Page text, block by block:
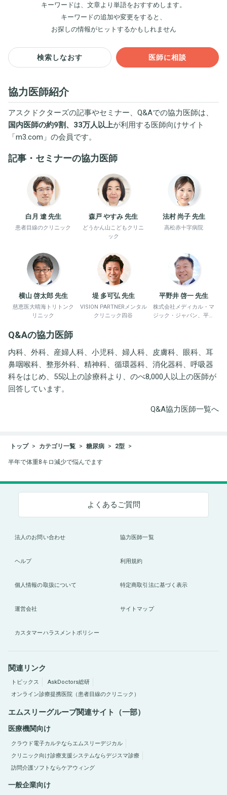
キーワードは、文章より単語をおすすめします。
キーワードの追加や変更をすると、
お探しの情報がヒットするかもしれません
検索しなおす 医師に相談
協力医師紹介
アスクドクターズの記事やセミナー、Q&Aでの協力医師は、
国内医師の約9割、33万人以上が利用する医師向けサイト
「m3.com 」の会員です。
記事・セミナーの協力医師
白月 遼 先生
患者目線のクリニック
森戸 やすみ 先生
どうかん山こどもクリニ
ック
法村 尚子 先生
高松赤十字病院
横山 啓太郎 先生
慈恵医大晴海トリトンク
リニック
堤 多可弘 先生
VISION PARTNERメンタル
クリニック四谷
平野井 啓一 先生
株式会社メディカル・マ
ジック・ジャパン、平野
Q&Aの協力医師
内科、外科、産婦人科、小児科、婦人科、皮膚科、眼科、耳
鼻咽喉科、整形外科、精神科、循環器科、消化器科、呼吸器
科をはじめ、55以上の診療科より、のべ8,000人以上の医師が
回答しています。
Q&A協力医師一覧へ
トップ カテゴリ一覧 糖尿病 2型
半年で体重8キロ減少で悩んでます
よくあるご質問
法人のお問い合わせ 協力医師一覧
ヘルプ 利用規約
個人情報の取扱について 特定商取引法に基づく表示
運営会社 サイトマップ
カスタマーハラスメントポリシー
関連リンク
トピックス
AskDoctors総研
オンライン診療提携医院（患者目線のクリニック）
エムスリーグループ関連サイト（一部）
医療機関向け
クラウド電子カルテならエムスリーデジカル
クリニック向け診療支援システムならデジスマ診療
訪問介護ソフトならケアウィング
一般企業向け